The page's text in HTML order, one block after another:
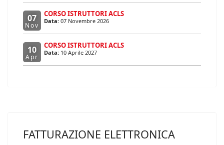
07
Nov
CORSO ISTRUTTORI ACLS
Data: 07 Novembre 2026
10
Apr
CORSO ISTRUTTORI ACLS
Data: 10 Aprile 2027
FATTURAZIONE ELETTRONICA